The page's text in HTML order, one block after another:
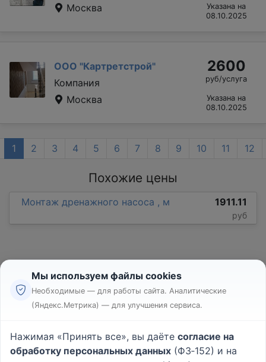
Москва
Указана на
08.10.2025
ООО "Картретстрой"
Компания
Москва
2600
руб/услуга
Указана на
08.10.2025
1 2 3 4 5 6 7 8 9 10 11 12
Похожие цены
Монтаж дренажного насоса , м 1911.11
руб
Реклама
Пользовательское соглашение
Политика конфиденциальности
Мы используем файлы cookies
Необходимые — для работы сайта. Аналитические
(Яндекс.Метрика) — для улучшения сервиса.
Нажимая «Принять все», вы даёте согласие на
обработку персональных данных (ФЗ‑152) и на